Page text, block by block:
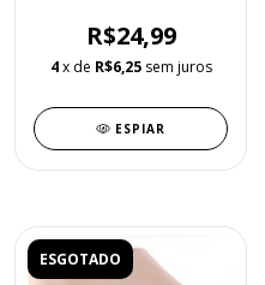
R$24,99
4 x de R$6,25 sem juros
ESPIAR
ESGOTADO